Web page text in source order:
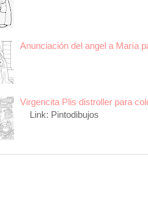
Anunciación del angel a María
Virgencita Plis distroller para
Link: Pintodibujos